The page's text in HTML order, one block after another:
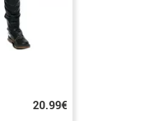
20.99€